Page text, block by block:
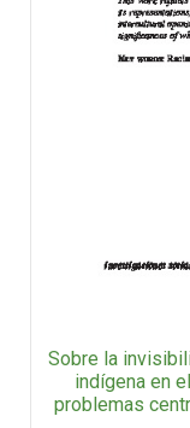
Sobre la
indígena en
problemas